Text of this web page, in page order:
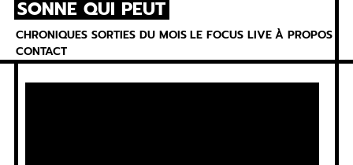
Skip
content
SONNE QUI PEUT
CHRONIQUES SORTIES DU MOIS LE FOCUS LIVE À PROPOS
CONTACT